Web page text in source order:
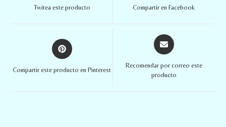
Twitea este producto Compartir en Facebook
Compartir este producto en Pinterest
Recomendar por correo este
producto